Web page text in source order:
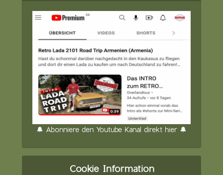
🔔 Abonniere den Youtube Kanal direkt hier 🔔
Cookie Information